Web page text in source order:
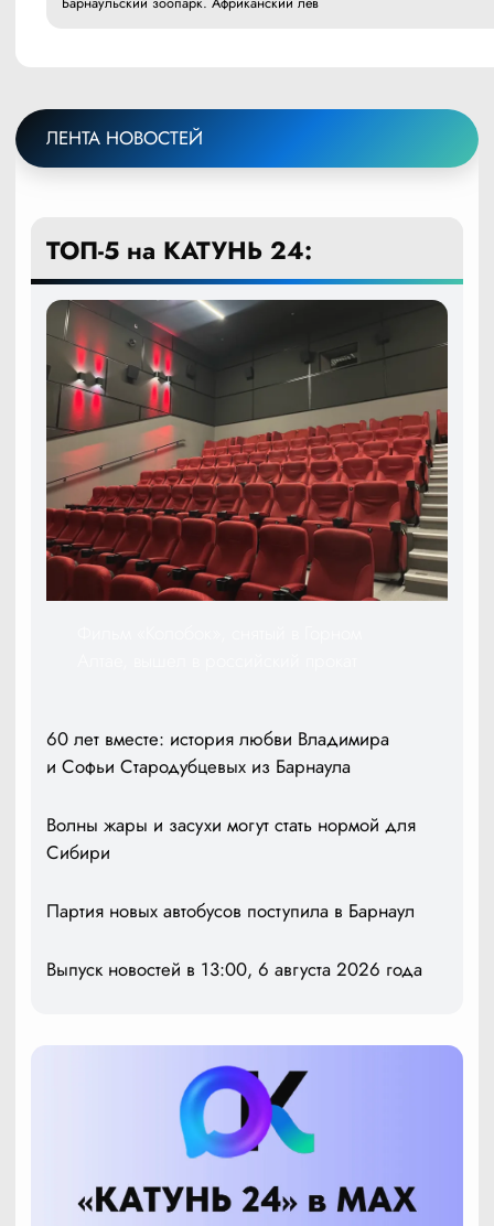
ЛЕНТА НОВОСТЕЙ
ТОП-5 на КАТУНЬ 24:
60 лет вместе: история любви Владимира
и Софьи Стародубцевых из Барнаула
Волны жары и засухи могут стать нормой для
Сибири
Партия новых автобусов поступила в Барнаул
Выпуск новостей в 13:00, 6 августа 2026 года